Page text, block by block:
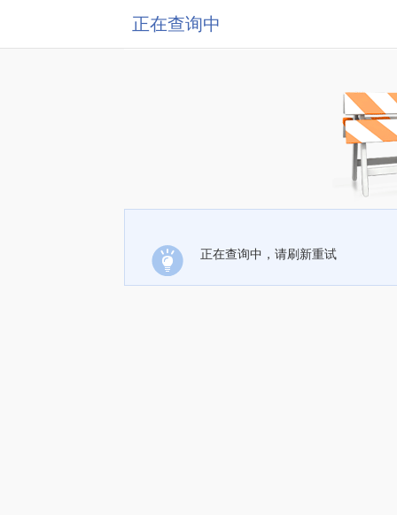
正在查询中
正在查询中，请刷新重试